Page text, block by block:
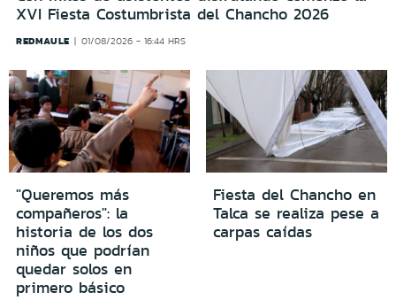
XVI Fiesta Costumbrista del Chancho 2026
REDMAULE 01/08/2026 - 16:44 HRS
"Queremos más
compañeros": la
historia de los dos
niños que podrían
quedar solos en
primero básico
Fiesta del Chancho en
Talca se realiza pese a
carpas caídas